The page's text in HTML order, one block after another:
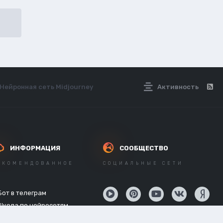
Активность
сеть Midjourney
ИНФОРМАЦИЯ
в телеграм
по нейросетям
СООБЩЕСТВО
СОЦИАЛЬНЫЕ СЕТИ